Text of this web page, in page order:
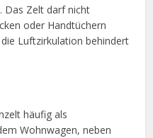
Das Zelt darf nicht
oder Handtüchern
Luftzirkulation behindert
häufig als
Wohnwagen, neben